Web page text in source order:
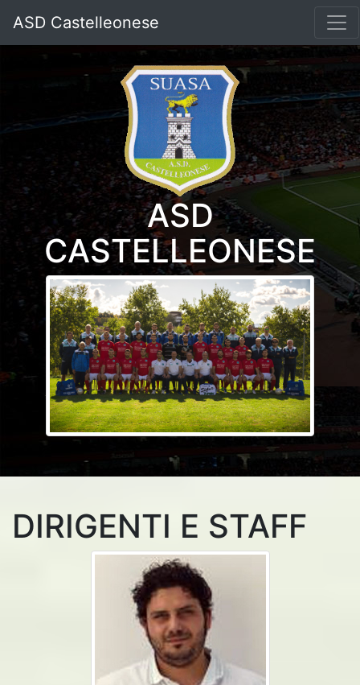
ASD Castelleonese
ASD
CASTELLEONESE
DIRIGENTI E STAFF